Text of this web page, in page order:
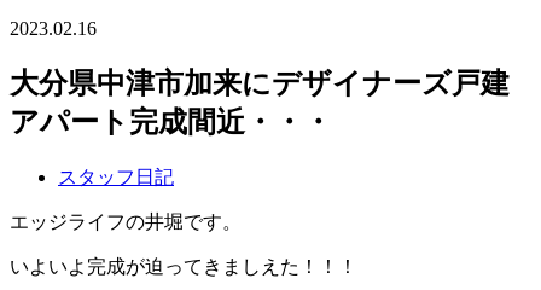
2023.02.16
大分県中津市加来にデザイナーズ戸建
アパート完成間近・・・
スタッフ日記
エッジライフの井堀です。
いよいよ完成が迫ってきましえた！！！